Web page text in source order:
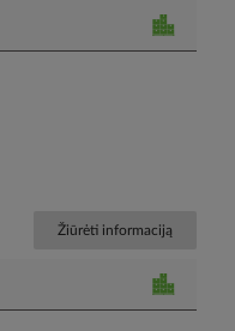
Žiūrėti informaciją